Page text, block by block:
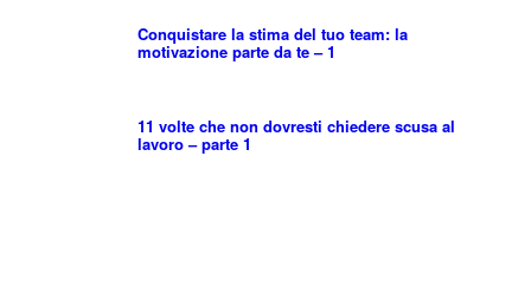
Conquistare la stima del tuo team: la
motivazione parte da te – 1
11 volte che non dovresti chiedere scusa al
lavoro – parte 1